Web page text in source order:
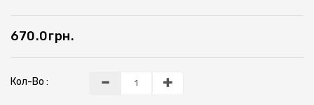
670.0грн.
Кол-Во :